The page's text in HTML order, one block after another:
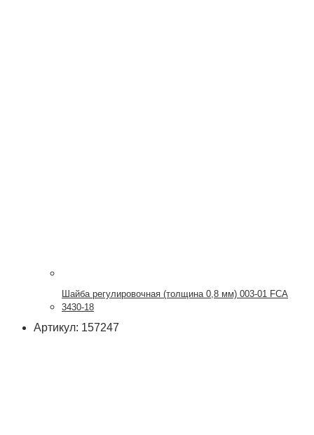
Шайба регулировочная (толщина 0,8 мм) 003-01 FCA
3430-18
Артикул: 157247